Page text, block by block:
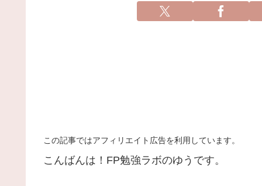
この記事ではアフィリエイト広告を利用しています。
こんばんは！FP勉強ラボのゆうです。